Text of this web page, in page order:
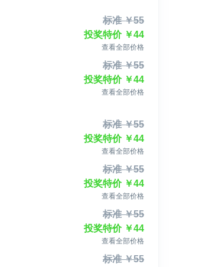
标准￥55
投奖特价￥44
查看全部价格
标准￥55
投奖特价￥44
查看全部价格
标准￥55
投奖特价￥44
查看全部价格
标准￥55
投奖特价￥44
查看全部价格
标准￥55
投奖特价￥44
查看全部价格
标准￥55